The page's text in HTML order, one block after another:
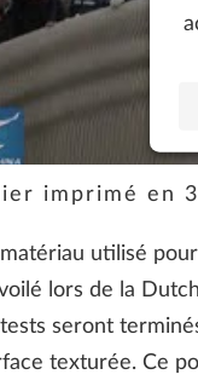
imprimé en
utilisé
lors de la
seront
texturée. Ce